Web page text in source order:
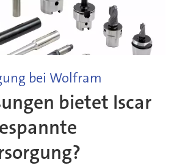
bei Wolfram
bietet Iscar